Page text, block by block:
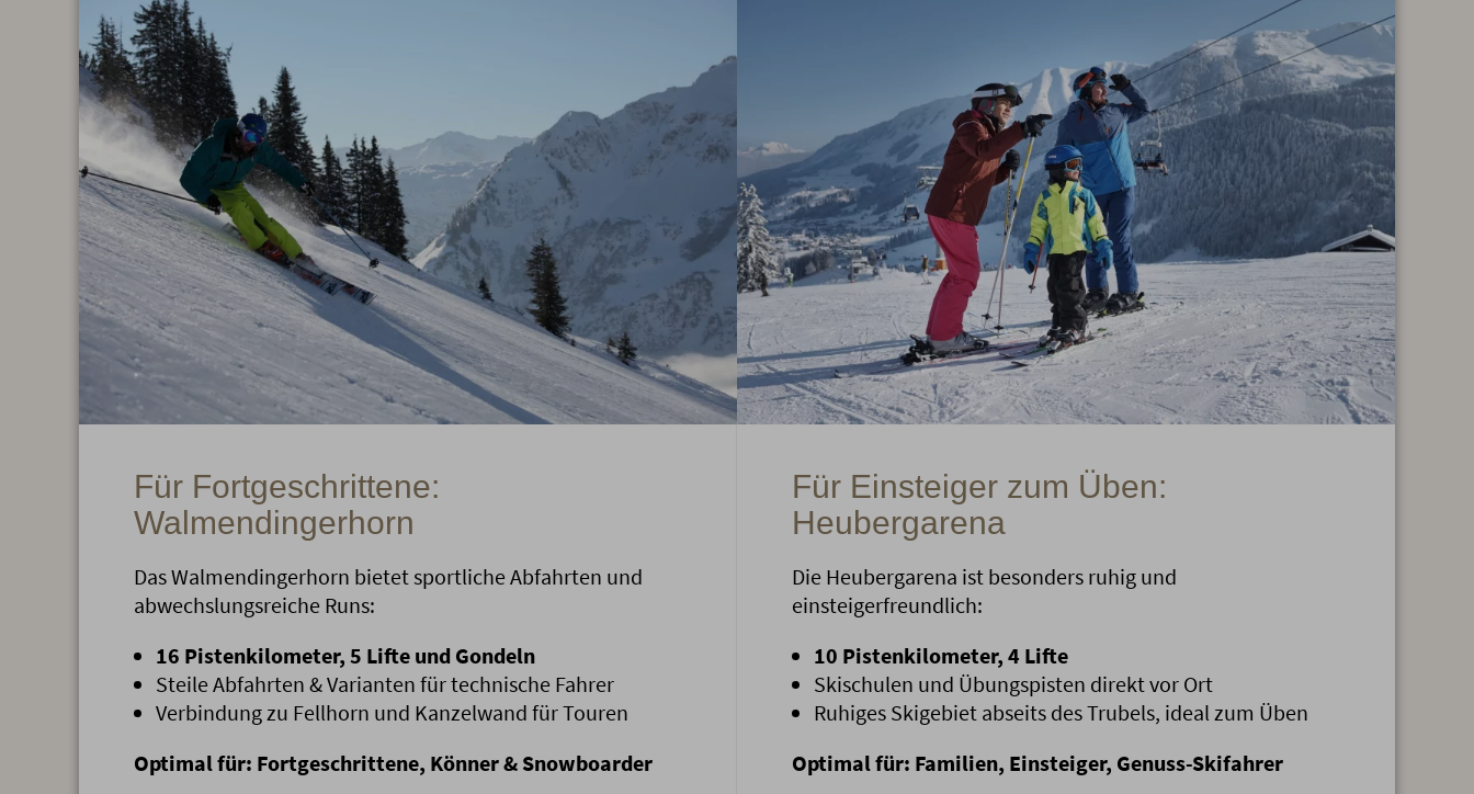
Für Fortgeschrittene:
Walmendingerhorn
Das Walmendingerhorn bietet sportliche Abfahrten und
abwechslungsreiche Runs:
16 Pistenkilometer, 5 Lifte und Gondeln
Steile Abfahrten & Varianten für technische Fahrer
Verbindung zu Fellhorn und Kanzelwand für Touren
Optimal für: Fortgeschrittene, Könner & Snowboarder
Für Einsteiger zum Üben:
Heubergarena
Die Heubergarena ist besonders ruhig und
einsteigerfreundlich:
10 Pistenkilometer, 4 Lifte
Skischulen und Übungspisten direkt vor Ort
Ruhiges Skigebiet abseits des Trubels, ideal zum Üben
Optimal für: Familien, Einsteiger, Genuss-Skifahrer